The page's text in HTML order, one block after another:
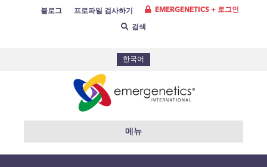
블로그 프로파일 검사하기 EMERGENETICS + 로그인
검색
한국어
메뉴